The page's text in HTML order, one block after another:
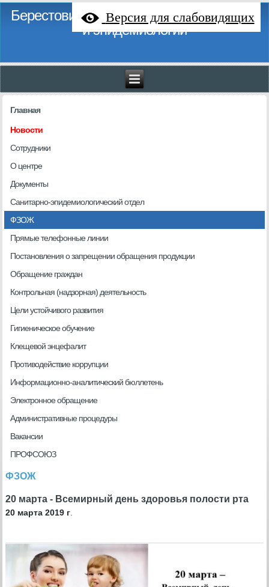
Версия для слабовидящих
Берестовицкий районный центр гигиены
и эпидемиологии
Главная
Новости
Сотрудники
О центре
Документы
Санитарно-эпидемиологический отдел
ФЗОЖ
Прямые телефонные линии
Постановления о запрещении обращения продукции
Обращение граждан
Контрольная (надзорная) деятельность
Цели устойчивого развития
Гигиеническое обучение
Клещевой энцефалит
Противодействие коррупции
Информационно-аналитический бюллетень
Электронное обращение
Административные процедуры
Вакансии
ПРОФСОЮЗ
ФЗОЖ
20 марта - Всемирный день здоровья полости рта
20 марта 2019 г.